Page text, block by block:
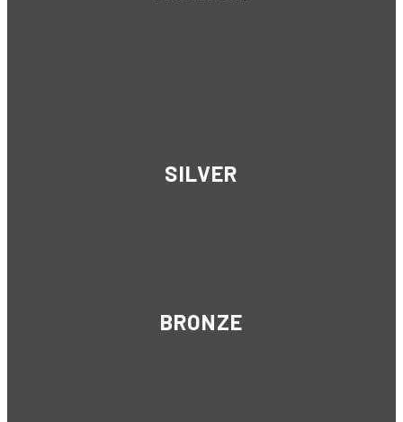
SILVER
BRONZE